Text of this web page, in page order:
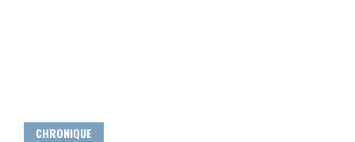
CHRONIQUE